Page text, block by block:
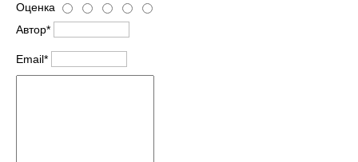
Оценка
Автор*
Email*